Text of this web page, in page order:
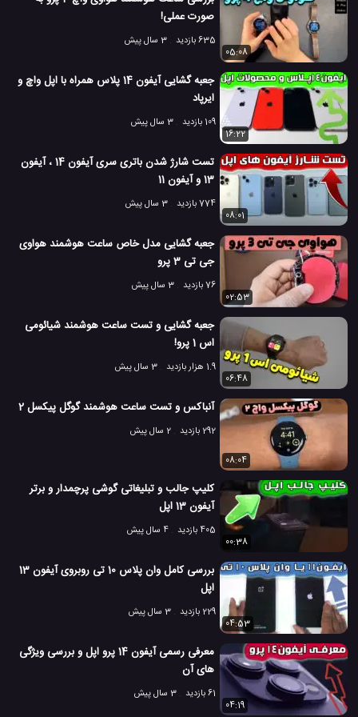
صورت عملی!
635 بازدید
3 سال پیش
05:08
جعبه گشایی آیفون 14 پلاس همراه با اپل واچ و
ایرپاد
109 بازدید
3 سال پیش
16:22
تست شارژ شدن باتری سری آیفون 14 ، آیفون
13 و آیفون 11
774 بازدید
3 سال پیش
08:01
جعبه گشایی مدل خاص ساعت هوشمند هواوی
جی تی 3 پرو
76 بازدید
3 سال پیش
02:53
جعبه گشایی و تست ساعت هوشمند شیائومی
اس 1 پرو!
1.9 هزار بازدید
3 سال پیش
06:48
آنباکس و تست ساعت هوشمند گوگل پیکسل 2
292 بازدید 2 سال پیش
08:04
کلیپ جالب و تبلیغاتی گوشی پرچمدار و برتر
آیفون 13 اپل
405 بازدید
4 سال پیش
00:38
بررسی کامل وان پلاس 10 تی روبروی آیفون 13
اپل
229 بازدید
3 سال پیش
04:53
معرفی رسمی آیفون 14 پرو اپل و بررسی ویژگی
های آن
61 بازدید
3 سال پیش
04:19